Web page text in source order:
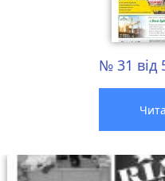
№ 31 від